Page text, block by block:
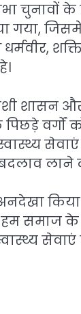
चुनावों
जिसमें
शासन
पिछड़े
लाने
किया
हम समाज
सेवाएं